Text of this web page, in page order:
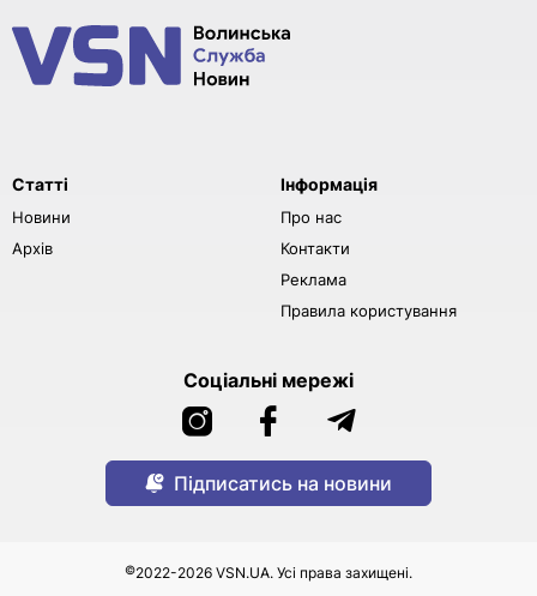
Статті
Новини
Архів
Інформація
Про нас
Контакти
Реклама
Правила користування
Соціальні мережі
Підписатись на новини
©2022-2026 VSN.UA. Усі права захищені.